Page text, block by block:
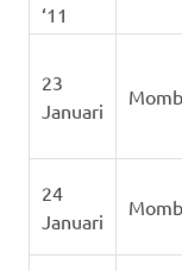
‘11
23
Januari
24
Januari